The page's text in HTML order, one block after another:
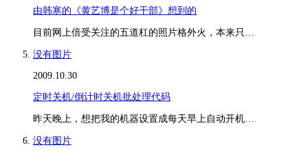
由韩寒的《黄艺博是个好干部》想到的
目前网上倍受关注的五道杠的照片格外火，本来只…
没有图片
2009.10.30
定时关机/倒计时关机批处理代码
昨天晚上，想把我的机器设置成每天早上自动开机…
没有图片